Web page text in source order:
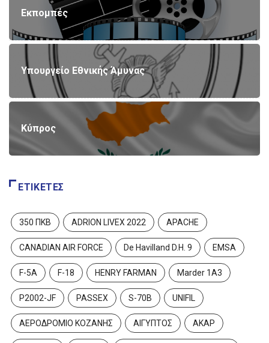
Εκπομπές
Υπουργείο Εθνικής Άμυνας
Κύπρος
ΕΤΙΚΈΤΕΣ
350 ΠΚΒ ADRION LIVEX 2022 APACHE
CANADIAN AIR FORCE De Havilland D.H. 9 EMSA
F-5A F-18 HENRY FARMAN Marder 1A3
P2002-JF PASSEX S-70B UNIFIL
ΑΕΡΟΔΡΟΜΙΟ ΚΟΖΑΝΗΣ ΑΙΓΥΠΤΟΣ ΑΚΑΡ